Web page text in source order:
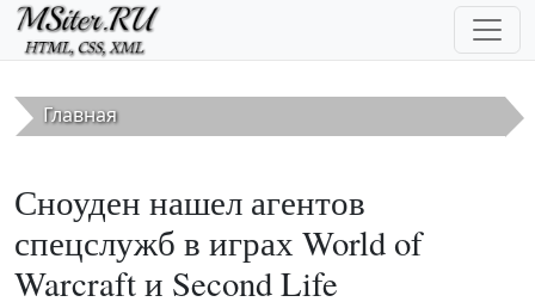
Перейти к основному содержанию
Главная
Сноуден нашел агентов
спецслужб в играх World of
Warcraft и Second Life